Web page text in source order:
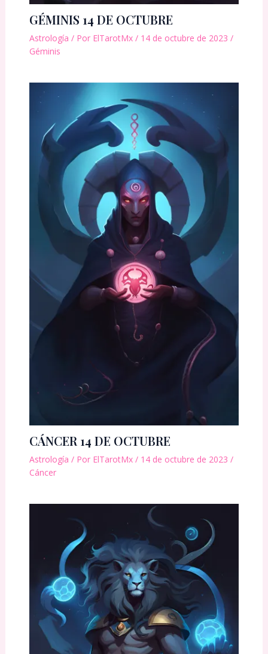
GÉMINIS 14 DE OCTUBRE
Astrología / Por ElTarotMx / 14 de octubre de 2023 /
Géminis
CÁNCER 14 DE OCTUBRE
Astrología / Por ElTarotMx / 14 de octubre de 2023 /
Cáncer